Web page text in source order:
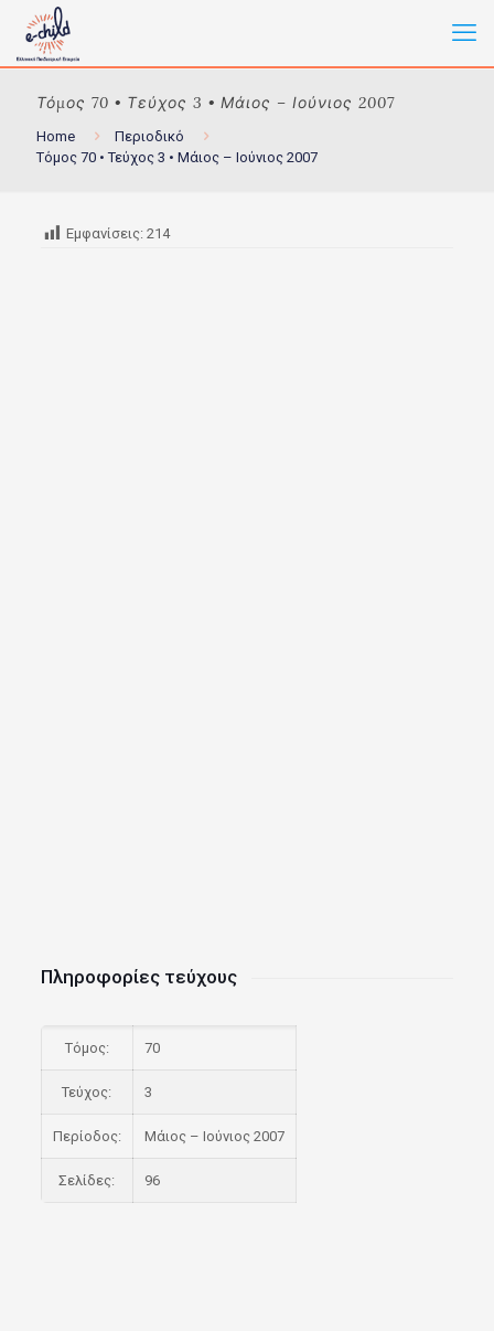
Τόμος 70 • Τεύχος 3 • Μάιος – Ιούνιος 2007
Home
Περιοδικό
Τόμος 70 • Τεύχος 3 • Μάιος – Ιούνιος 2007
Εμφανίσεις: 214
Πληροφορίες τεύχους
Τόμος: 70
Τεύχος: 3
Περίοδος: Μάιος – Ιούνιος 2007
Σελίδες: 96